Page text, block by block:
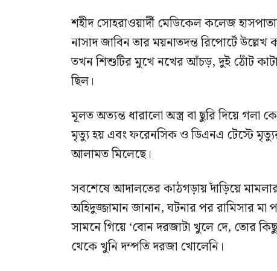
শহীদ সোহরাওয়ার্দী মেডিকেল কলেজ
নাসাদ জাবিন তার ময়নাতদন্ত রিপোর্টে
তখন শিশুটির মুখে নখের আঁচড়, দুই ঠোঁট
ছিল।
মূলত অত্যন্ত ধারালো অস্ত্র বা ছুরি দিয়ে গলা
মৃত্যু হয় এবং ফরেনসিক ও ডিএনএ টেস্টে
আলামত মিলেছে।
সবশেষে আদালতের কাঠগড়ায় দাঁড়িয়ে
অহিদুজ্জামান জানান, ঘটনার পর রামিসার মা
সামনে গিয়ে ‘বোন দরজাটা খুলে দে, তোর
থেকে খুনি দম্পতি দরজা খোলেনি।